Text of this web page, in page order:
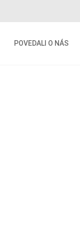
POVEDALI O NÁS